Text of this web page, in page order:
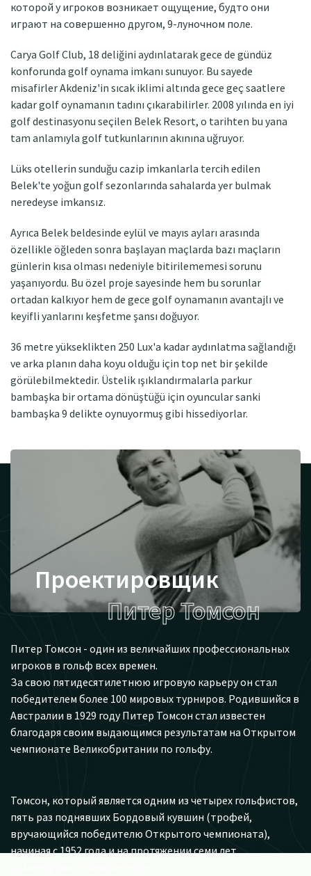
которой у игроков возникает ощущение, будто они
играют на совершенно другом, 9-луночном поле.
Carya Golf Club, 18 deliğini aydınlatarak gece de gündüz
konforunda golf oynama imkanı sunuyor. Bu sayede
misafirler Akdeniz'in sıcak iklimi altında gece geç saatlere
kadar golf oynamanın tadını çıkarabilirler. 2008 yılında en iyi
golf destinasyonu seçilen Belek Resort, o tarihten bu yana
tam anlamıyla golf tutkunlarının akınına uğruyor.
Lüks otellerin sunduğu cazip imkanlarla tercih edilen
Belek'te yoğun golf sezonlarında sahalarda yer bulmak
neredeyse imkansız.
Ayrıca Belek beldesinde eylül ve mayıs ayları arasında
özellikle öğleden sonra başlayan maçlarda bazı maçların
günlerin kısa olması nedeniyle bitirilememesi sorunu
yaşanıyordu. Bu özel proje sayesinde hem bu sorunlar
ortadan kalkıyor hem de gece golf oynamanın avantajlı ve
keyifli yanlarını keşfetme şansı doğuyor.
36 metre yükseklikten 250 Lux'a kadar aydınlatma sağlandığı
ve arka planın daha koyu olduğu için top net bir şekilde
görülebilmektedir. Üstelik ışıklandırmalarla parkur
bambaşka bir ortama dönüştüğü için oyuncular sanki
bambaşka 9 delikte oynuyormuş gibi hissediyorlar.
Проектировщик
Питер Томсон
Питер Томсон - один из величайших профессиональных
игроков в гольф всех времен.
За свою пятидесятилетнюю игровую карьеру он стал
победителем более 100 мировых турниров. Родившийся в
Австралии в 1929 году Питер Томсон стал известен
благодаря своим выдающимся результатам на Открытом
чемпионате Великобритании по гольфу.
Томсон, который является одним из четырех гольфистов,
пять раз поднявших Бордовый кувшин (трофей,
вручающийся победителю Открытого чемпионата),
начиная с 1952 года и на протяжении семи лет,